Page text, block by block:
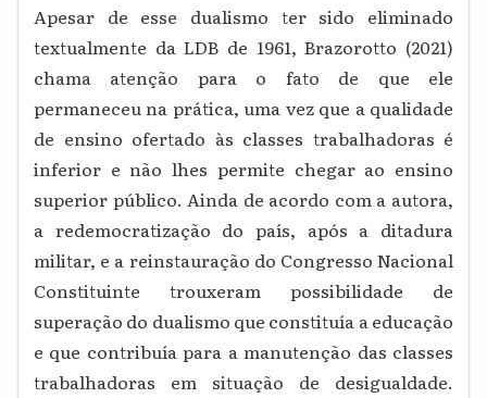
Apesar de esse dualismo ter sido eliminado
textualmente da LDB de 1961, Brazorotto (2021)
chama atenção para o fato de que ele
permaneceu na prática, uma vez que a qualidade
de ensino ofertado às classes trabalhadoras é
inferior e não lhes permite chegar ao ensino
superior público. Ainda de acordo com a autora,
a redemocratização do país, após a ditadura
militar, e a reinstauração do Congresso Nacional
Constituinte trouxeram possibilidade de
superação do dualismo que constituía a educação
e que contribuía para a manutenção das classes
trabalhadoras em situação de desigualdade.